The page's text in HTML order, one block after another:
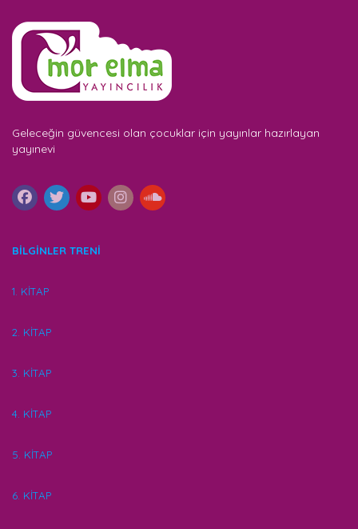
Geleceğin güvencesi olan çocuklar için yayınlar hazırlayan
yayınevi
BİLGİNLER TRENİ
1. KİTAP
2. KİTAP
3. KİTAP
4. KİTAP
5. KİTAP
6. KİTAP